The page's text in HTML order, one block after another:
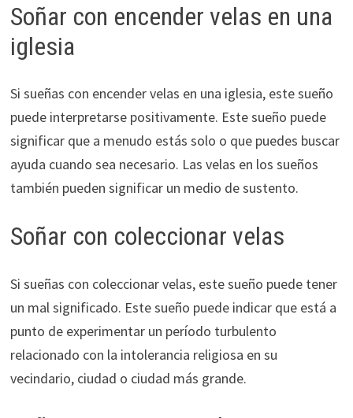
Soñar con encender velas en una
iglesia
Si sueñas con encender velas en una iglesia, este sueño
puede interpretarse positivamente. Este sueño puede
significar que a menudo estás solo o que puedes buscar
ayuda cuando sea necesario. Las velas en los sueños
también pueden significar un medio de sustento.
Soñar con coleccionar velas
Si sueñas con coleccionar velas, este sueño puede tener
un mal significado. Este sueño puede indicar que está a
punto de experimentar un período turbulento
relacionado con la intolerancia religiosa en su
vecindario, ciudad o ciudad más grande.